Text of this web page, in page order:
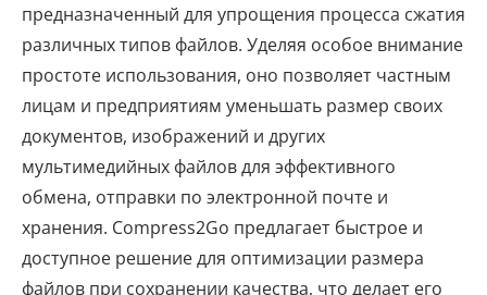
предназначенный для упрощения процесса сжатия
различных типов файлов. Уделяя особое внимание
простоте использования, оно позволяет частным
лицам и предприятиям уменьшать размер своих
документов, изображений и других
мультимедийных файлов для эффективного
обмена, отправки по электронной почте и
хранения. Compress2Go предлагает быстрое и
доступное решение для оптимизации размера
файлов при сохранении качества, что делает его